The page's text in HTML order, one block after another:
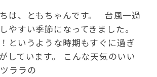
は、ともちゃんです。 台風一過
やすい季節になってきました。
というような時期もすぐに過ぎ
しています。 こんな天気のいい
ララの